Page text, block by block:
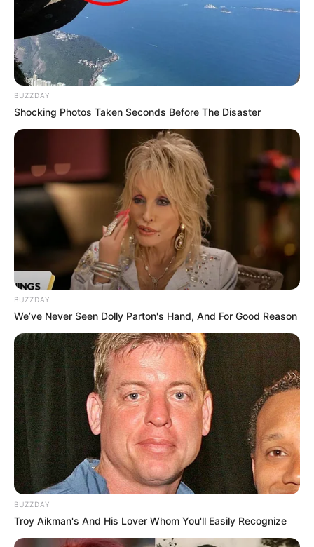
BUZZDAY
Shocking Photos Taken Seconds Before The Disaster
BUZZDAY
We’ve Never Seen Dolly Parton's Hand, And For Good Reason
BUZZDAY
Troy Aikman's And His Lover Whom You'll Easily Recognize